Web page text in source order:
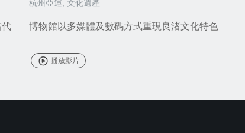
代
杭州亞運 文化遺產
博物館以多媒體及數碼方式重現良渚文化特色
播放影片